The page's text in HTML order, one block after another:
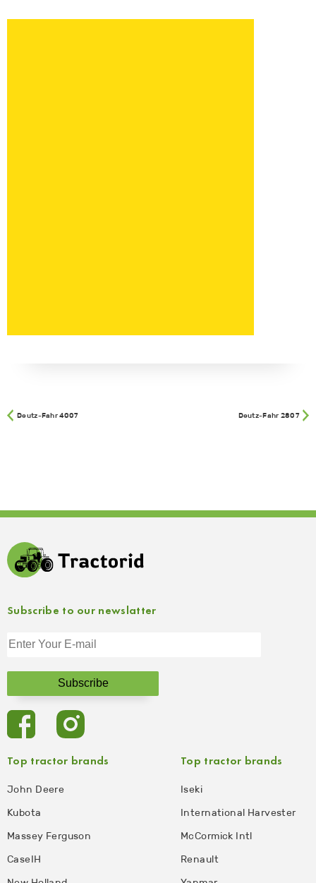
Deutz-Fahr 4007 Deutz-Fahr 2807
Top tractor brands
John Deere
Kubota
Massey Ferguson
CaseIH
Top tractor brands
Iseki
International Harvester
McCormick Intl
Renault
Subscribe to our newslatter